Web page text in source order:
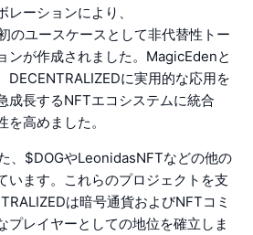
ーションにより、
のユースケースとして非代替性トー
ンが作成されました。MagicEdenと
DECENTRALIZEDに実用的な応用を
成長するNFTエコシステムに統合
を高めました。
、$DOGやLeonidasNFTなどの他の
います。これらのプロジェクトを支
は暗号通貨およびNFTコミ
プレイヤーとしての地位を確立しま